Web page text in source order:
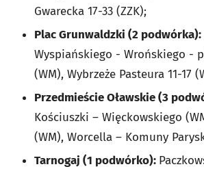
Gwarecka 17-33 (ZZK);
Plac Grunwaldzki (2 podwórka):
Wyspiańskiego - Wrońskiego -
(WM), Wybrzeże Pasteura 11-17
Przedmieście Oławskie (3
Kościuszki – Więckowskiego
(WM), Worcella – Komuny
Tarnogaj (1 podwórko):